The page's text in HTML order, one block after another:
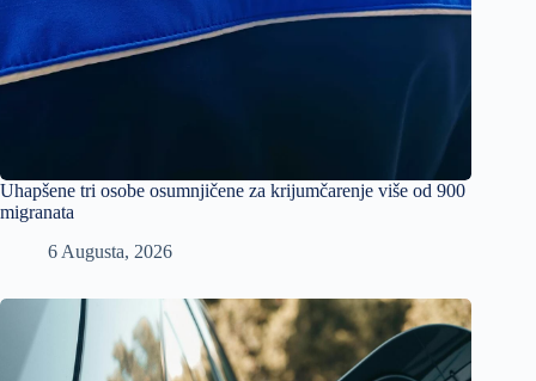
Uhapšene tri osobe osumnjičene za krijumčarenje više od 900
migranata
6 Augusta, 2026